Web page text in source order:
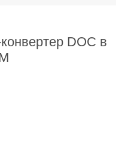
DOC в